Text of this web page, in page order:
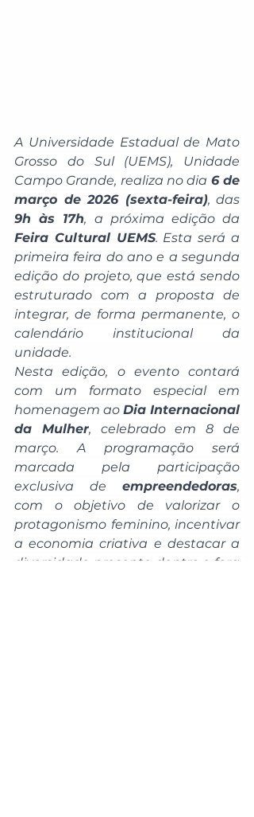
A Universidade Estadual de Mato
Grosso do Sul (UEMS), Unidade
Campo Grande, realiza no dia 6 de
março de 2026 (sexta-feira)
9h às 17h
Feira Cultural UEMS. Esta será a
primeira feira do ano e a segunda
edição do projeto, que está sendo
estruturado com a proposta de
integrar, de forma permanente, o
calendário institucional da
unidade.
Nesta edição, o evento contará
com um formato especial em
homenagem ao Dia Internacional
da Mulher, celebrado em 8 de
março. A programação será
marcada pela participação
exclusiva de empreendedoras,
com o objetivo de valorizar o
protagonismo feminino, incentivar
a economia criativa e destacar a
diversidade presente dentro e fora